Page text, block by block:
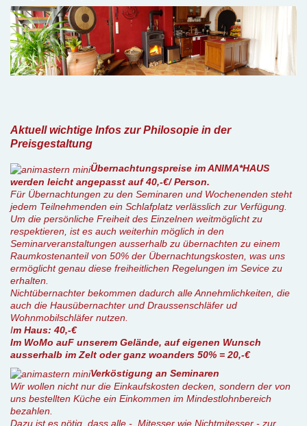
Aktuell wichtige Infos zur Philosopie in der
Preisgestaltung
Übernachtungspreise im ANIMA*HAUS
werden leicht angepasst auf 40,-€/ Person.
Für Übernachtungen zu den Seminaren und Wochenenden steht
jedem Teilnehmenden ein Schlafplatz verlässlich zur Verfügung.
Um die persönliche Freiheit des Einzelnen weitmöglicht zu
respektieren, ist es auch weiterhin möglich in den
Seminarveranstaltungen ausserhalb zu übernachten zu einem
Raumkostenanteil von 50% der Übernachtungskosten, was uns
ermöglicht genau diese freiheitlichen Regelungen im Sevice zu
erhalten.
Nichtübernachter bekommen dadurch alle Annehmlichkeiten, die
auch die Hausübernachter und Draussenschläfer ud
Wohnmobilschläfer nutzen.
Im Haus: 40,-€
Im WoMo auF unserem Gelände, auf eigenen Wunsch
ausserhalb im Zelt oder ganz woanders 50% = 20,-€
Verköstigung an Seminaren
Wir wollen nicht nur die Einkaufskosten decken, sondern der von
uns bestellten Küche ein Einkommen im Mindestlohnbereich
bezahlen.
Dazu ist es nötig, dass alle - Mitesser wie Nichtmitesser - zur